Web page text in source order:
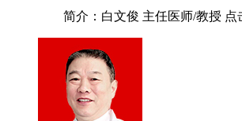
简介：白文俊 主任医师/教授 点